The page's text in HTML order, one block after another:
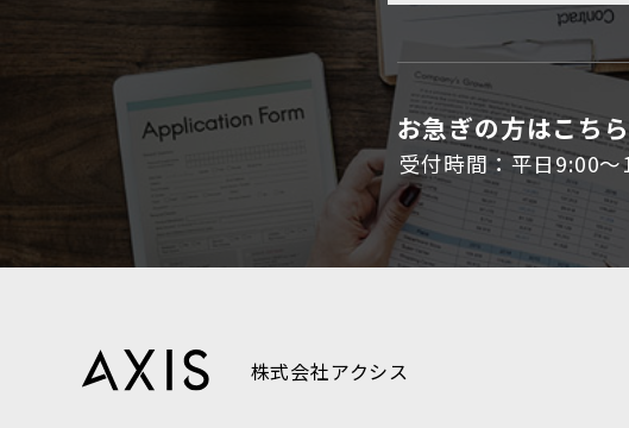
お急ぎの方はこち
受付時間：平日9:00～
株式会社アクシス